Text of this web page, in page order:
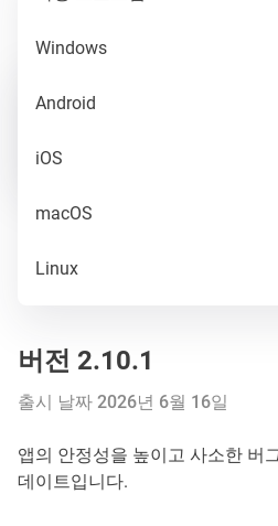
Windows
Android
iOS
macOS
Linux
버전 2.10.2
출시 날짜 2026년 8월 1일
이번 버전에서는 VPN 연결 상태
다. 이제 앱이 연결 중인 상태에
수 있습니다. 또한 홈 화면 반응
버전 2.10.1
출시 날짜 2026년 6월 16일
앱의 안정성을 높이고 사소한 버
데이트입니다.